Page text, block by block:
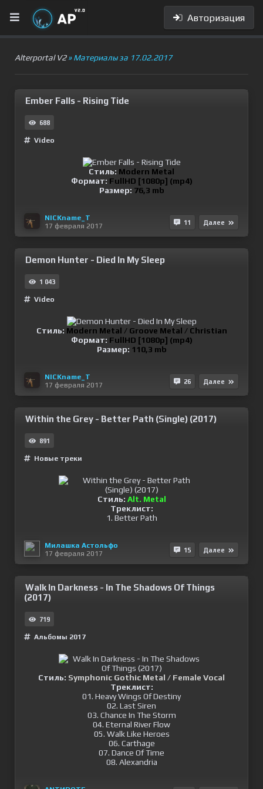
Авторизация
Alterportal V2» Материалы за 17.02.2017
Ember Falls - Rising Tide
688
Video
Стиль: Modern Metal
Формат: FullHD [1080p] (mp4)
Размер: 76,3 mb
NICKname_T
17 февраля 2017
11 Далее
Demon Hunter - Died In My Sleep
1 043
Video
Стиль: Modern Metal / Groove Metal / Christian
Формат: FullHD [1080p] (mp4)
Размер: 110,3 mb
NICKname_T
17 февраля 2017
26 Далее
Within the Grey - Better Path (Single) (2017)
891
Новые треки
Стиль: Alt. Metal
Треклист:
1. Better Path
Милашка Астольфо
17 февраля 2017
15 Далее
Walk In Darkness - In The Shadows Of Things
(2017)
719
Альбомы 2017
Стиль: Symphonic Gothic Metal / Female Vocal
Треклист:
01. Heavy Wings Of Destiny
02. Last Siren
03. Chance In The Storm
04. Eternal River Flow
05. Walk Like Heroes
06. Carthage
07. Dance Of Time
08. Alexandria